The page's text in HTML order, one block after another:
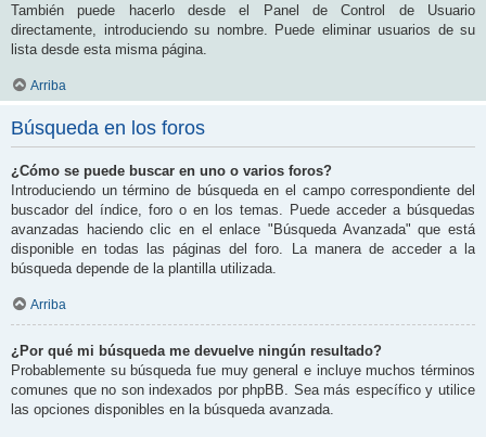
También puede hacerlo desde el Panel de Control de Usuario
directamente, introduciendo su nombre. Puede eliminar usuarios de su
lista desde esta misma página.
Arriba
Búsqueda en los foros
¿Cómo se puede buscar en uno o varios foros?
Introduciendo un término de búsqueda en el campo correspondiente del
buscador del índice, foro o en los temas. Puede acceder a búsquedas
avanzadas haciendo clic en el enlace "Búsqueda Avanzada" que está
disponible en todas las páginas del foro. La manera de acceder a la
búsqueda depende de la plantilla utilizada.
Arriba
¿Por qué mi búsqueda me devuelve ningún resultado?
Probablemente su búsqueda fue muy general e incluye muchos términos
comunes que no son indexados por phpBB. Sea más específico y utilice
las opciones disponibles en la búsqueda avanzada.